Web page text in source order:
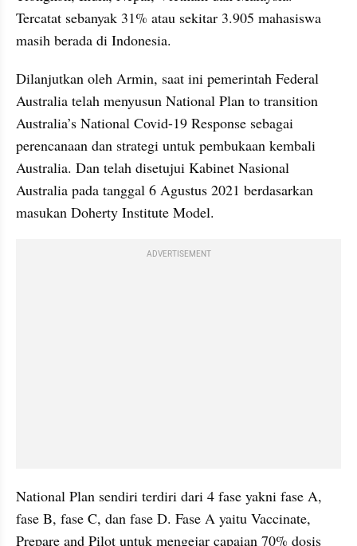
Tercatat sebanyak 31% atau sekitar 3.905 mahasiswa
masih berada di Indonesia.
Dilanjutkan oleh Armin, saat ini pemerintah Federal
Australia telah menyusun National Plan to transition
Australia’s National Covid-19 Response sebagai
perencanaan dan strategi untuk pembukaan kembali
Australia. Dan telah disetujui Kabinet Nasional
Australia pada tanggal 6 Agustus 2021 berdasarkan
masukan Doherty Institute Model.
ADVERTISEMENT
National Plan sendiri terdiri dari 4 fase yakni fase A,
fase B, fase C, dan fase D. Fase A yaitu Vaccinate,
Prepare and Pilot untuk mengejar capaian 70% dosis